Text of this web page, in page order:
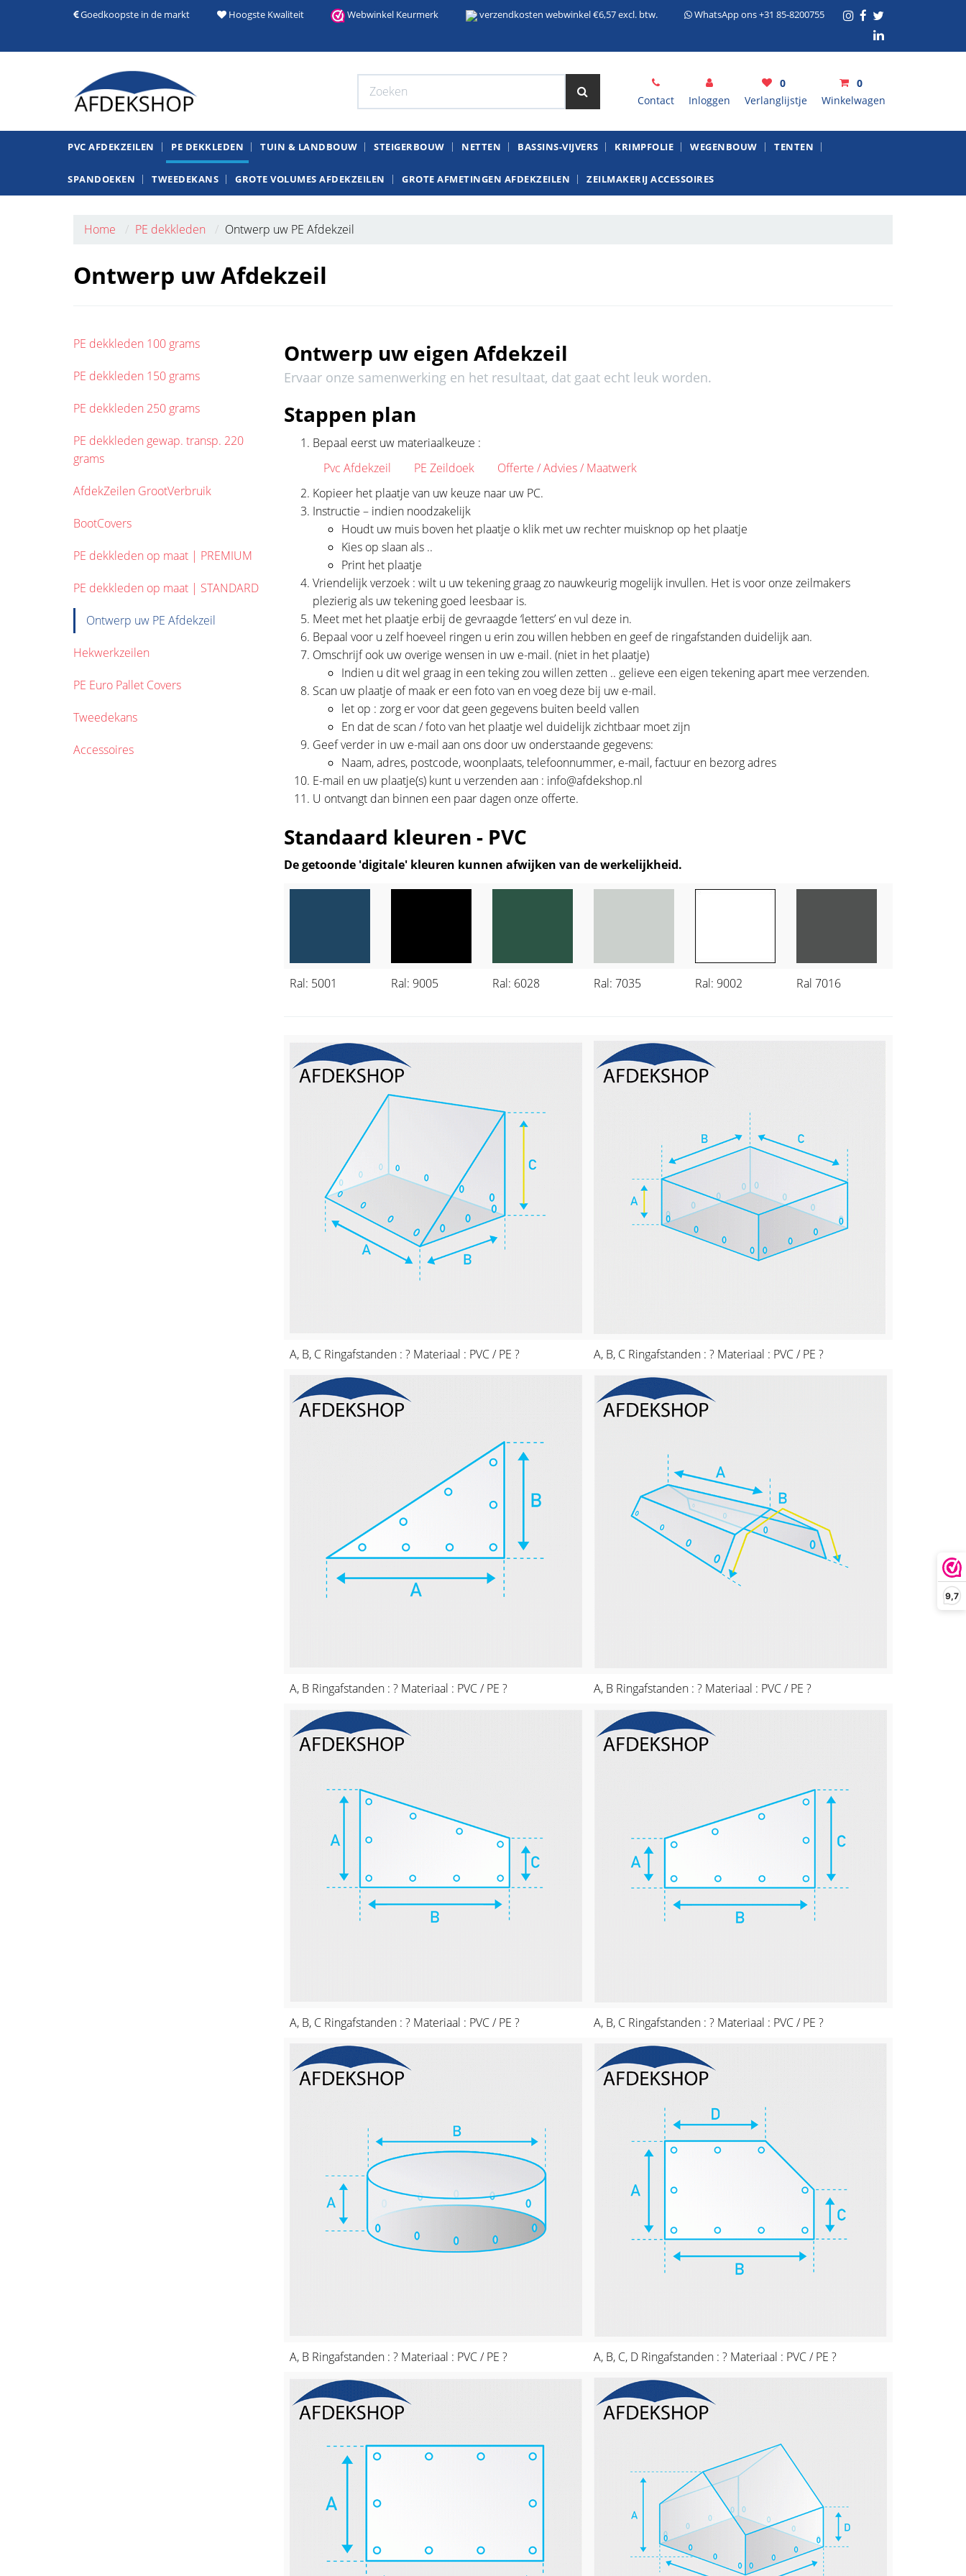
9,7
Goedkoopste in de markt Hoogste Kwaliteit Webwinkel Keurmerk verzendkosten webwinkel €6,57 excl. btw. WhatsApp ons +31 85-8200755
Contact Inloggen
0
Verlanglijstje
0
Winkelwagen
Winkelwagen
Uw winkelwagen is leeg.
PVC AFDEKZEILEN PE DEKKLEDEN TUIN & LANDBOUW STEIGERBOUW NETTEN BASSINS-VIJVERS KRIMPFOLIE WEGENBOUW TENTEN
SPANDOEKEN TWEEDEKANS GROTE VOLUMES AFDEKZEILEN GROTE AFMETINGEN AFDEKZEILEN ZEILMAKERIJ ACCESSOIRES
Home PE dekkleden Ontwerp uw PE Afdekzeil
Ontwerp uw Afdekzeil
PE dekkleden 100 grams
PE dekkleden 150 grams
PE dekkleden 250 grams
PE dekkleden gewap. transp. 220
grams
AfdekZeilen GrootVerbruik
BootCovers
PE dekkleden op maat | PREMIUM
PE dekkleden op maat | STANDARD
Ontwerp uw PE Afdekzeil
Hekwerkzeilen
PE Euro Pallet Covers
Tweedekans
Accessoires
Ontwerp uw eigen Afdekzeil
Ervaar onze samenwerking en het resultaat, dat gaat echt leuk worden.
Stappen plan
Bepaal eerst uw materiaalkeuze :
Pvc Afdekzeil
PE Zeildoek
Offerte / Advies / Maatwerk
Kopieer het plaatje van uw keuze naar uw PC.
Instructie – indien noodzakelijk
Houdt uw muis boven het plaatje o klik met uw rechter muisknop op het plaatje
Kies op slaan als ..
Print het plaatje
Vriendelijk verzoek : wilt u uw tekening graag zo nauwkeurig mogelijk invullen. Het is voor onze zeilmakers
plezierig als uw tekening goed leesbaar is.
Meet met het plaatje erbij de gevraagde ‘letters’ en vul deze in.
Bepaal voor u zelf hoeveel ringen u erin zou willen hebben en geef de ringafstanden duidelijk aan.
Omschrijf ook uw overige wensen in uw e-mail. (niet in het plaatje)
Indien u dit wel graag in een teking zou willen zetten .. gelieve een eigen tekening apart mee verzenden.
Scan uw plaatje of maak er een foto van en voeg deze bij uw e-mail.
let op : zorg er voor dat geen gegevens buiten beeld vallen
En dat de scan / foto van het plaatje wel duidelijk zichtbaar moet zijn
Geef verder in uw e-mail aan ons door uw onderstaande gegevens:
Naam, adres, postcode, woonplaats, telefoonnummer, e-mail, factuur en bezorg adres
E-mail en uw plaatje(s) kunt u verzenden aan : info@afdekshop.nl
U ontvangt dan binnen een paar dagen onze offerte.
Standaard kleuren - PVC
De getoonde 'digitale' kleuren kunnen afwijken van de werkelijkheid.
Ral: 5001 Ral: 9005 Ral: 6028 Ral: 7035 Ral: 9002 Ral 7016
A, B, C Ringafstanden : ? Materiaal : PVC / PE ? A, B, C Ringafstanden : ? Materiaal : PVC / PE ?
A, B Ringafstanden : ? Materiaal : PVC / PE ? A, B Ringafstanden : ? Materiaal : PVC / PE ?
A, B, C Ringafstanden : ? Materiaal : PVC / PE ? A, B, C Ringafstanden : ? Materiaal : PVC / PE ?
A, B Ringafstanden : ? Materiaal : PVC / PE ? A, B, C, D Ringafstanden : ? Materiaal : PVC / PE ?